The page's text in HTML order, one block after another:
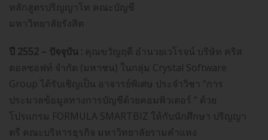
หลักสูตรปริญญาโท คณะบัญชี
มหาวิทยาลัยรังสิต
ปี 2552 – ปัจจุบัน : คุณขวัญฤดี อำนวยเวโรจน์ บริษัท คริส
ตอลซอฟท์ จำกัด (มหาชน) ในกลุ่ม Crystal Software
Group ได้รับเชิญเป็น อาจารย์พิเศษ ประจำวิชา “การ
ประมวลข้อมูลทางการบัญชีด้วยคอมพิวเตอร์ “ ด้วย
โปรแกรม FORMULA SMARTBIZ ให้กับนักศึกษา ปริญญา
ตรี คณะบริหารธุรกิจ มหาวิทยาลัยรามคำแหง